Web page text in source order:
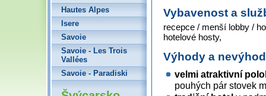
Vybavenost a
recepce / menší lobby /
hotelové hosty,
Výhody a
velmi atraktivní
pouhých pár stovek
Hautes Alpes
Isere
Savoie
Savoie - Les Trois
Vallées
Savoie - Paradiski